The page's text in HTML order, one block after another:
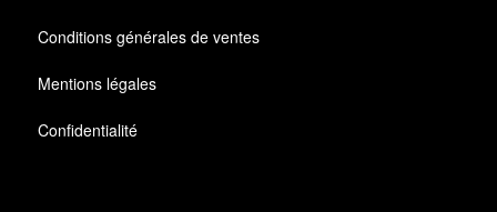
Conditions générales de ventes
Mentions légales
Confidentialité